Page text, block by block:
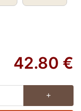
42.80 €
+